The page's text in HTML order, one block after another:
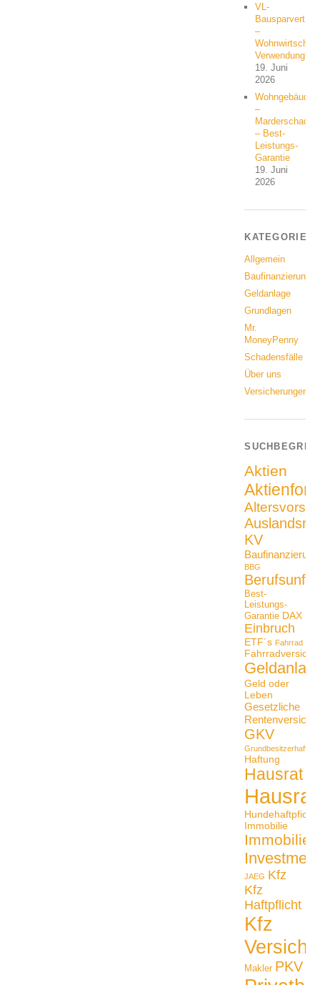
VL-
Bausparvertrag
–
Verwendung?
19. Juni
2026
Wohngebäude
–
Marderschaden
– Best-
Leistungs-
Garantie
19. Juni
2026
KATEGORIEN
Allgemein
Baufinanzierung
Geldanlage
Grundlagen
Mr.
MoneyPenny
Schadensfälle
Über uns
Versicherungen
Aktien
KV
Baufinanzierung
BBG
Best-
Leistungs-
Garantie DAX
Einbruch
ETF´s Fahrrad
Geld oder
Leben
Gesetzliche
GKV
Haftung
Hausrat
Hundehaftpficht
Immobilie
JAEG Kfz
Kfz
Haftpflicht
Kfz
Makler PKV